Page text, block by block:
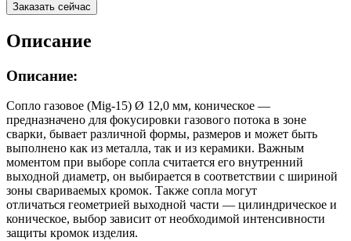
Заказать сейчас
Описание
Описание:
Сопло газовое (Mig-15) Ø 12,0 мм, коническое —
предназначено для фокусировки газового потока в зоне
сварки, бывает различной формы, размеров и может быть
выполнено как из металла, так и из керамики. Важным
моментом при выборе сопла считается его внутренний
выходной диаметр, он выбирается в соответствии с шириной
зоны свариваемых кромок. Также сопла могут
отличаться геометрией выходной части — цилиндрическое и
коническое, выбор зависит от необходимой интенсивности
защиты кромок изделия.